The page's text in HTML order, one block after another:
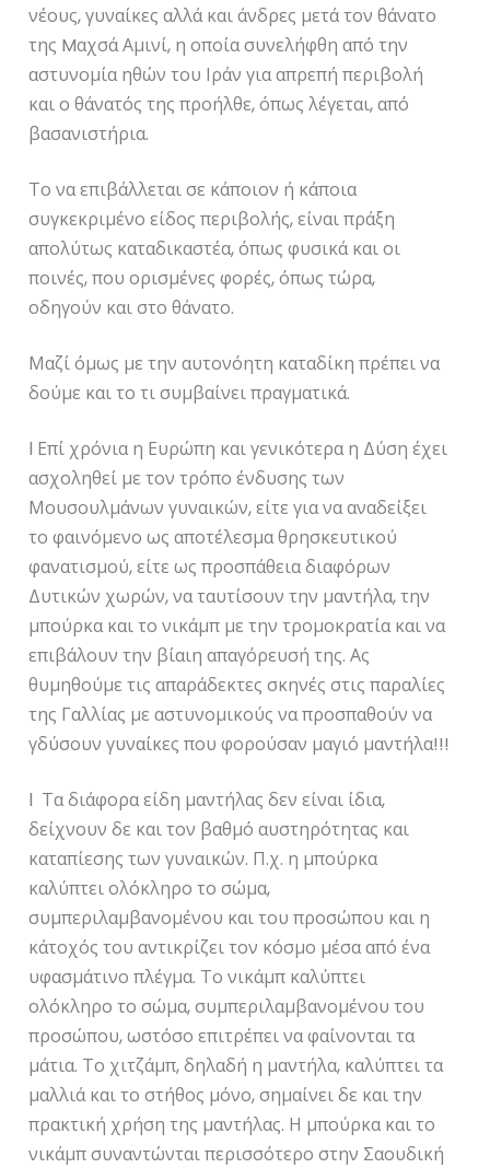
νέους, γυναίκες αλλά και άνδρες μετά τον θάνατο
της Mαχσά Αμινί, η οποία συνελήφθη από την
αστυνομία ηθών του Ιράν για απρεπή περιβολή
και ο θάνατός της προήλθε, όπως λέγεται, από
βασανιστήρια.
Το να επιβάλλεται σε κάποιον ή κάποια
συγκεκριμένο είδος περιβολής, είναι πράξη
απολύτως καταδικαστέα, όπως φυσικά και οι
ποινές, που ορισμένες φορές, όπως τώρα,
οδηγούν και στο θάνατο.
Μαζί όμως με την αυτονόητη καταδίκη πρέπει να
δούμε και το τι συμβαίνει πραγματικά.
l Επί χρόνια η Ευρώπη και γενικότερα η Δύση έχει
ασχοληθεί με τον τρόπο ένδυσης των
Μουσουλμάνων γυναικών, είτε για να αναδείξει
το φαινόμενο ως αποτέλεσμα θρησκευτικού
φανατισμού, είτε ως προσπάθεια διαφόρων
Δυτικών χωρών, να ταυτίσουν την μαντήλα, την
μπούρκα και το νικάμπ με την τρομοκρατία και να
επιβάλουν την βίαιη απαγόρευσή της. Ας
θυμηθούμε τις απαράδεκτες σκηνές στις παραλίες
της Γαλλίας με αστυνομικούς να προσπαθούν να
γδύσουν γυναίκες που φορούσαν μαγιό μαντήλα!!!
l Τα διάφορα είδη μαντήλας δεν είναι ίδια,
δείχνουν δε και τον βαθμό αυστηρότητας και
καταπίεσης των γυναικών. Π.χ. η μπούρκα
καλύπτει ολόκληρο το σώμα,
συμπεριλαμβανομένου και του προσώπου και η
κάτοχός του αντικρίζει τον κόσμο μέσα από ένα
υφασμάτινο πλέγμα. Το νικάμπ καλύπτει
ολόκληρο το σώμα, συμπεριλαμβανομένου του
προσώπου, ωστόσο επιτρέπει να φαίνονται τα
μάτια. Το χιτζάμπ, δηλαδή η μαντήλα, καλύπτει τα
μαλλιά και το στήθος μόνο, σημαίνει δε και την
πρακτική χρήση της μαντήλας. Η μπούρκα και το
νικάμπ συναντώνται περισσότερο στην Σαουδική